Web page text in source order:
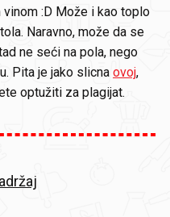
:D Može i kao toplo
Naravno, može da se
ne seći na pola, nego
Pita je jako slicna ovoj,
optužiti za plagijat.